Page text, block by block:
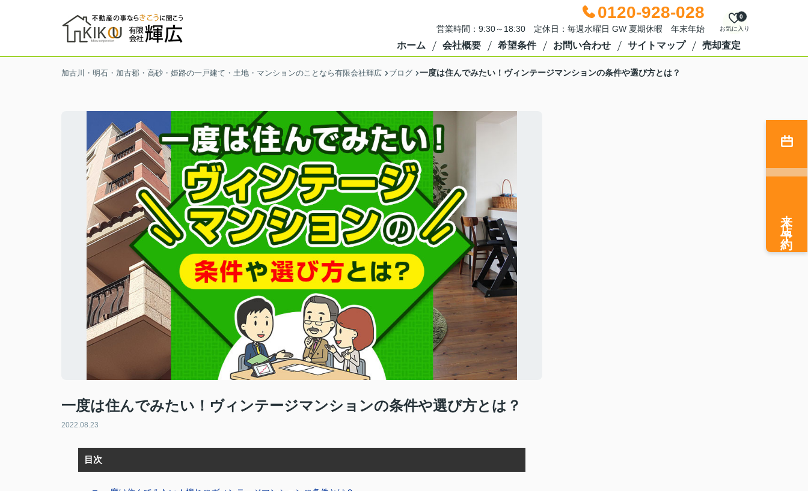
0120-928-028
営業時間：9:30～18:30 定休日：毎週水曜日 GW 夏期休暇 年末年始 お気に入り
0
ホーム 会社概要 希望条件 お問い合わせ サイトマップ 売却査定
加古川・明石・加古郡・高砂・姫路の一戸建て・土地・マンションのことなら有限会社輝広 ブログ 一度は住んでみたい！ヴィンテージマンションの条件や選び方とは？
一度は住んでみたい！ヴィンテージマンションの条件や選び方とは？
2022.08.23
目次
来店予約